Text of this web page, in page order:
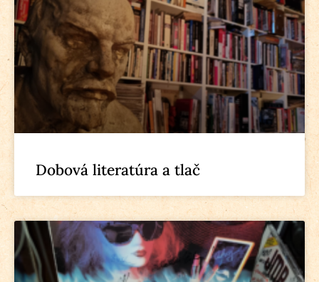
Dobová literatúra a tlač